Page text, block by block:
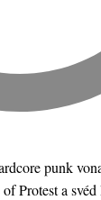
punk
Protest a